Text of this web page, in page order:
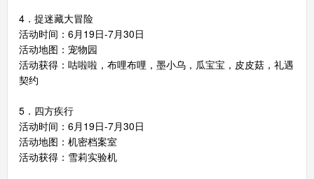
4．捉迷藏大冒险
活动时间：6月19日-7月30日
活动地图：宠物园
活动获得：咕啦啦，布哩布哩，墨小乌，瓜宝宝，皮皮菇，礼遇
契约
5．四方疾行
活动时间：6月19日-7月30日
活动地图：机密档案室
活动获得：雪莉实验机